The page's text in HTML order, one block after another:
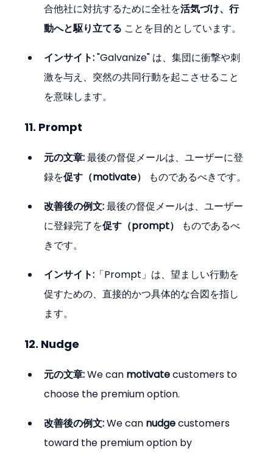
合他社に対抗するために全社を活気づけ、行
動へと駆り立てる ことを目的としています。
インサイト: "Galvanize" は、集団に衝撃や刺
激を与え、突然の共同行動を起こさせること
を意味します。
11. Prompt
元の文章: 最後の督促メールは、ユーザーに登
録を促す（motivate） ものであるべきです。
改善後の例文: 最後の督促メールは、ユーザー
に登録完了を促す（prompt）
ものであるべ
きです。
インサイト: 「Prompt」は、望ましい行動を
促すための、直接的かつ具体的な合図を指し
ます。
12. Nudge
元の文章: We can motivate customers to
choose the premium option.
改善後の例文: We can nudge customers
toward the premium option by